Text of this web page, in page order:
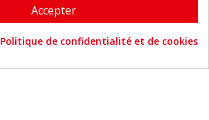
Accepter
Politique de confidentialité et de cookies